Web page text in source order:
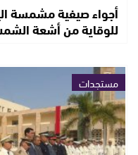
أجواء صيفية مشمسة
للوقاية من أشعة
مستجدات